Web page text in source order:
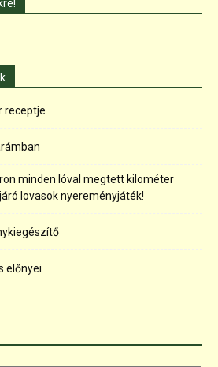
receptje
minden lóval megtett kilométer
lovasok nyereményjáték!
előnyei